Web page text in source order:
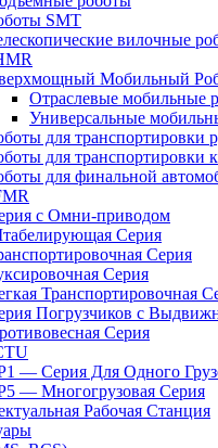
SMT
вилочные
Мобильный
Отраслевые мобильные
Универсальные
для транспортировки
для транспортировки
для финальной
с Омни-приводом
Серия
Серия
Серия
Транспортировочная
Погрузчиков с
Cерия
— Серия Для Одного
— Многогрузовая Серия
Рабочая Станция